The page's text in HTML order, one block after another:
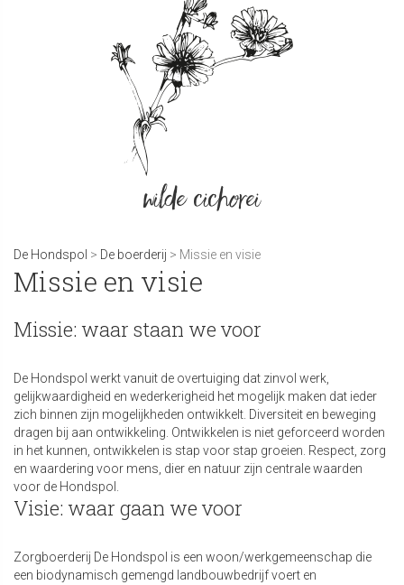
wilde cichorei
De Hondspol > De boerderij > Missie en visie
Missie en visie
Missie: waar staan we voor
De Hondspol werkt vanuit de overtuiging dat zinvol werk,
gelijkwaardigheid en wederkerigheid het mogelijk maken dat ieder
zich binnen zijn mogelijkheden ontwikkelt. Diversiteit en beweging
dragen bij aan ontwikkeling. Ontwikkelen is niet geforceerd worden
in het kunnen, ontwikkelen is stap voor stap groeien. Respect, zorg
en waardering voor mens, dier en natuur zijn centrale waarden
voor de Hondspol.
Visie: waar gaan we voor
Zorgboerderij De Hondspol is een woon/werkgemeenschap die
een biodynamisch gemengd landbouwbedrijf voert en